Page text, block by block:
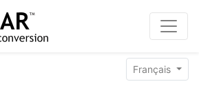
Français